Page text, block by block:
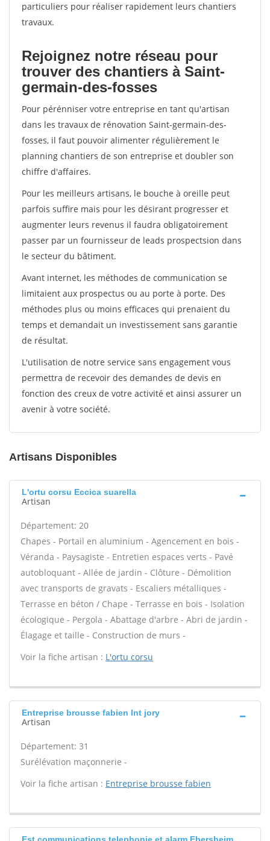
particuliers pour réaliser rapidement leurs chantiers
travaux.
Rejoignez notre réseau pour
trouver des chantiers à Saint-
germain-des-fosses
Pour pérénniser votre entreprise en tant qu'artisan
dans les travaux de rénovation Saint-germain-des-
fosses, il faut pouvoir alimenter régulièrement le
planning chantiers de son entreprise et doubler son
chiffre d'affaires.
Pour les meilleurs artisans, le bouche à oreille peut
parfois suffire mais pour les désirant progresser et
augmenter leurs revenus il faudra obligatoirement
passer par un fournisseur de leads prospectsion dans
le secteur du bâtiment.
Avant internet, les méthodes de communication se
limitaient aux prospectus ou au porte à porte. Des
méthodes plus ou moins efficaces qui prenaient du
temps et demandait un investissement sans garantie
de résultat.
L'utilisation de notre service sans engagement vous
permettra de recevoir des demandes de devis en
fonction des creux de votre activité et ainsi assurer un
avenir à votre société.
Artisans Disponibles
L'ortu corsu Eccica suarella
Artisan
Département: 20
Chapes - Portail en aluminium - Agencement en bois -
Véranda - Paysagiste - Entretien espaces verts - Pavé
autobloquant - Allée de jardin - Clôture - Démolition
avec transports de gravats - Escaliers métalliques -
Terrasse en béton / Chape - Terrasse en bois - Isolation
écologique - Pergola - Abattage d'arbre - Abri de jardin -
Élagage et taille - Construction de murs -
Voir la fiche artisan : L'ortu corsu
Entreprise brousse fabien Int jory
Artisan
Département: 31
Surélévation maçonnerie -
Voir la fiche artisan : Entreprise brousse fabien